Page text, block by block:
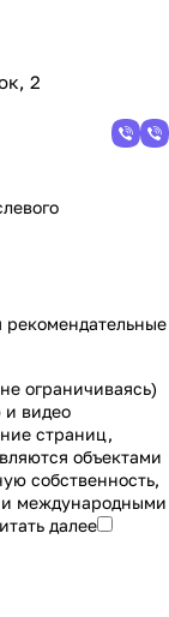
2
рекомендательные
ограничиваясь)
и видео
страниц,
объектами
собственность,
международными
далее